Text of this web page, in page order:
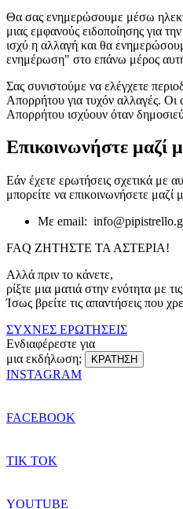
Θα σας ενημερώσουμε μέσω
μιας εμφανούς ειδοποίησης για
ισχύ η αλλαγή και θα
ενημέρωση" στο επάνω μέρος
Σας συνιστούμε να ελέγχετε
Απορρήτου για τυχόν αλλαγές. Οι
Απορρήτου ισχύουν όταν
Επικοινωνήστε μαζί
Εάν έχετε ερωτήσεις σχετικά με
μπορείτε να επικοινωνήσετε μαζί
Με email:
FAQ ΖΗΤΗΣΤΕ ΤΑ ΑΣΤΕΡΙΑ!
Αλλά πριν το κάνετε,
ρίξτε μια ματιά στην ενότητα με
Ίσως βρείτε τις απαντήσεις που
ΣΥΧΝΕΣ ΕΡΩΤΗΣΕΙΣ
Ενδιαφέρεστε για
μια εκδήλωση;
ΚΡΑΤΗΣΗ
INSTAGRAM
FACEBOOK
TIK TOK
YOUTUBE